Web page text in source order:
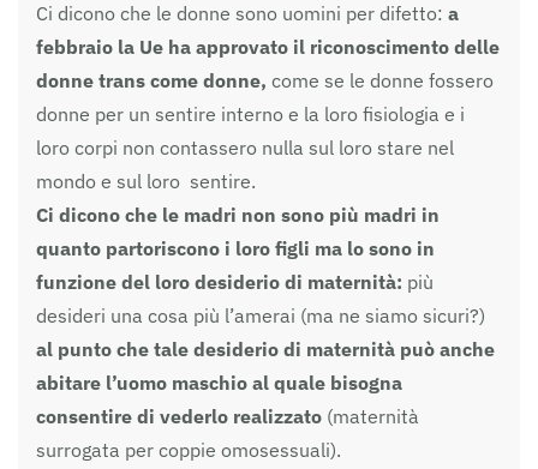
Ci dicono che le donne sono uomini per difetto: a
febbraio la Ue ha approvato il riconoscimento delle
donne trans come donne, come se le donne fossero
donne per un sentire interno e la loro fisiologia e i
loro corpi non contassero nulla sul loro stare nel
mondo e sul loro sentire.
Ci dicono che le madri non sono più madri in
quanto partoriscono i loro figli ma lo sono in
funzione del loro desiderio di maternità: più
desideri una cosa più l’amerai (ma ne siamo sicuri?)
al punto che tale desiderio di maternità può anche
abitare l’uomo maschio al quale bisogna
consentire di vederlo realizzato (maternità
surrogata per coppie omosessuali).